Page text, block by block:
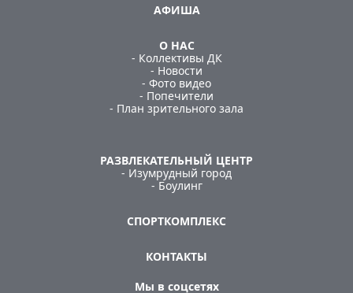
АФИША
О НАС
- Коллективы ДК
- Новости
- Фото видео
- Попечители
- План зрительного зала
РАЗВЛЕКАТЕЛЬНЫЙ ЦЕНТР
- Изумрудный город
- Боулинг
СПОРТКОМПЛЕКС
КОНТАКТЫ
Мы в соцсетях